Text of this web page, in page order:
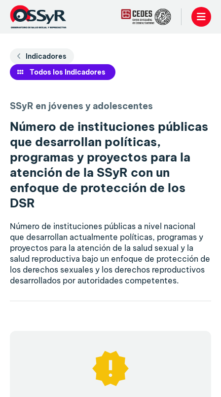
Indicadores
Todos los Indicadores
SSyR en jóvenes y adolescentes
Número de instituciones públicas
que desarrollan políticas,
programas y proyectos para la
atención de la SSyR con un
enfoque de protección de los
DSR
Número de instituciones públicas a nivel nacional
que desarrollan actualmente políticas, programas y
proyectos para la atención de la salud sexual y la
salud reproductiva bajo un enfoque de protección de
los derechos sexuales y los derechos reproductivos
desarrollados por autoridades competentes.